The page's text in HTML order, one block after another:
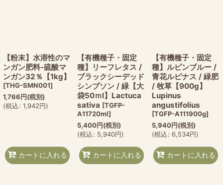
【粉末】水溶性のマ
ンガン肥料-硫酸マ
ンガン32％【1kg】
[THG-SMN001]
1,766円(税別)
(税込: 1,942円)
カートに入れる
【有機種子・固定
種】リーフレタス /
ブラックシーデッド
シンプソン / 緑【大
袋50ｍl】Lactuca
sativa [TGFP-
A11720ml]
5,400円(税別)
(税込: 5,940円)
カートに入れる
【有機種子・固定
種】ルピンブルー /
青花ルピナス / 緑肥
/ 牧草【900g】
Lupinus
angustifolius
[TGFP-A111900g]
5,940円(税別)
(税込: 6,534円)
カートに入れる